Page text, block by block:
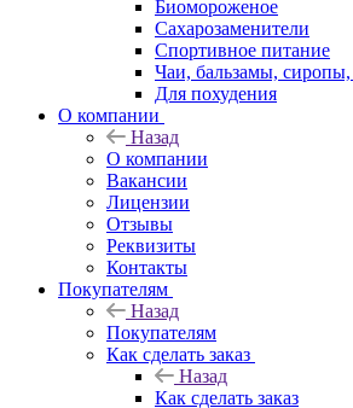
Биомороженое
Сахарозаменители
Спортивное питание
Чаи, бальзамы,
Для похудения
О компании
Назад
О компании
Вакансии
Лицензии
Отзывы
Реквизиты
Контакты
Покупателям
Назад
Покупателям
Как сделать заказ
Назад
Как сделать заказ